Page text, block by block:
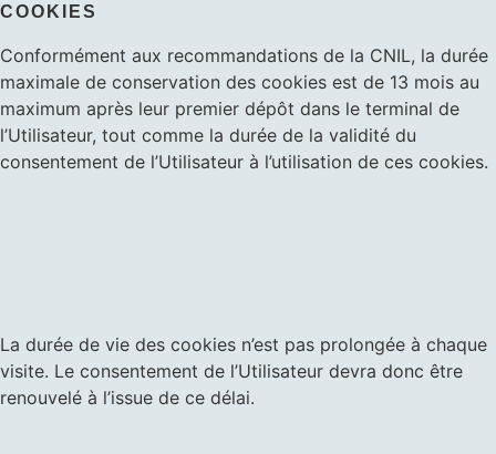
COOKIES
Conformément aux recommandations de la CNIL, la durée
maximale de conservation des cookies est de 13 mois au
maximum après leur premier dépôt dans le terminal de
l’Utilisateur, tout comme la durée de la validité du
consentement de l’Utilisateur à l’utilisation de ces cookies.
La durée de vie des cookies n’est pas prolongée à chaque
visite. Le consentement de l’Utilisateur devra donc être
renouvelé à l’issue de ce délai.